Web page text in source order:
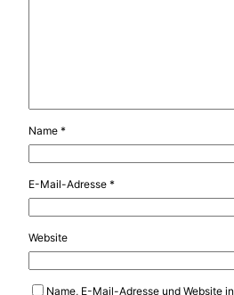
Name *
E-Mail-Adresse *
Website
Name, E-Mail-Adresse und Website